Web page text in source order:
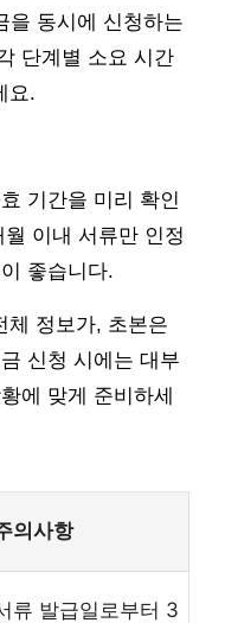
을 동시에 신청하는
단계별 소요 시간
요.
기간을 미리 확인
이내 서류만 인정
좋습니다.
체 정보가, 초본은
신청 시에는 대부
에 맞게 준비하세
의사항
류 발급일로부터 3